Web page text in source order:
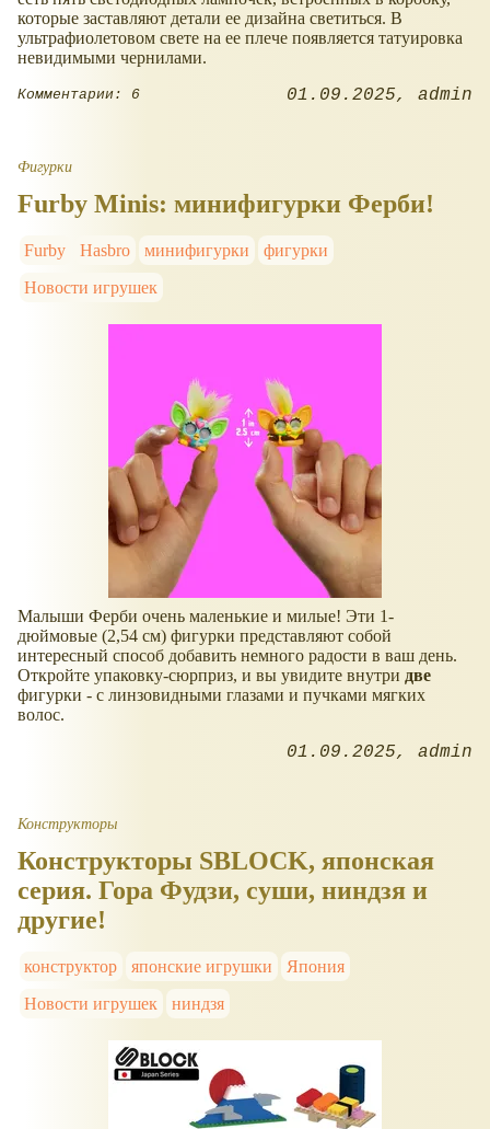
которые заставляют детали ее дизайна светиться. В
ультрафиолетовом свете на ее плече появляется татуировка
невидимыми чернилами.
Комментарии: 6 01.09.2025 admin
Фигурки
Furby Minis: минифигурки Ферби!
Furby Hasbro минифигурки
фигурки
Новости игрушек
Малыши Ферби очень маленькие и милые! Эти 1-
дюймовые (2,54 см) фигурки представляют собой
интересный способ добавить немного радости в ваш день.
Откройте упаковку-сюрприз, и вы увидите внутри две
фигурки - с линзовидными глазами и пучками мягких
волос.
01.09.2025 admin
Конструкторы
Конструкторы SBLOCK, японская
серия. Гора Фудзи, суши, ниндзя и
другие!
конструктор японские игрушки
Япония
Новости игрушек
ниндзя